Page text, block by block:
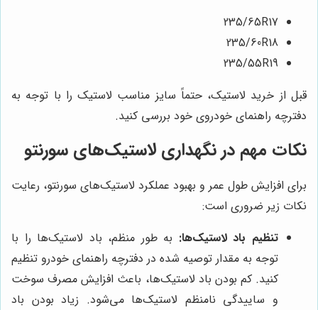
235/65R17
235/60R18
235/55R19
قبل از خرید لاستیک، حتماً سایز مناسب لاستیک را با توجه به
دفترچه راهنمای خودروی خود بررسی کنید.
نکات مهم در نگهداری لاستیک‌های سورنتو
برای افزایش طول عمر و بهبود عملکرد لاستیک‌های سورنتو، رعایت
نکات زیر ضروری است:
تنظیم باد لاستیک‌ها: به طور منظم، باد لاستیک‌ها را با
توجه به مقدار توصیه شده در دفترچه راهنمای خودرو تنظیم
کنید. کم بودن باد لاستیک‌ها، باعث افزایش مصرف سوخت
و ساییدگی نامنظم لاستیک‌ها می‌شود. زیاد بودن باد